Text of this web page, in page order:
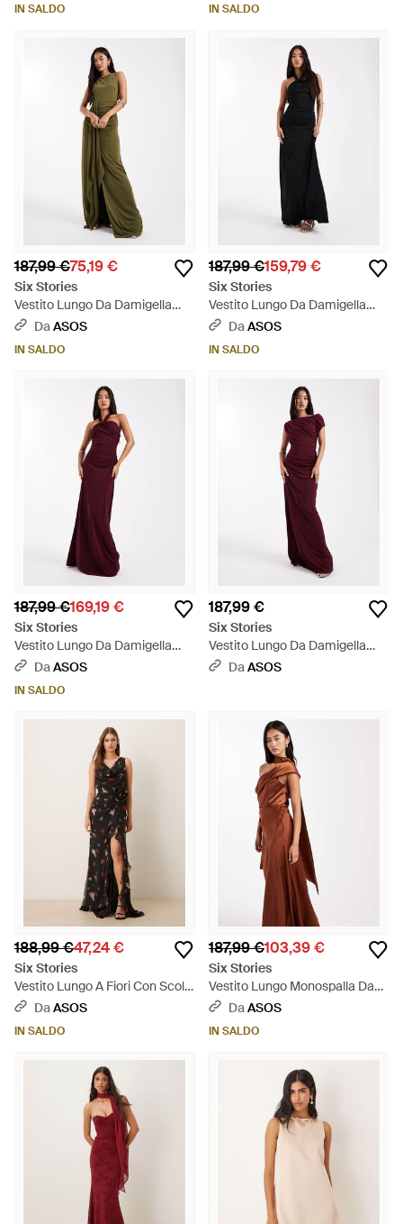
Vischio - Neutro
IN SALDO
- Nero
IN SALDO
187,99 €75,19 €
Six Stories
Vestito Lungo Da Damigella
Accollato Elasticizzato Senza
- Verde
DaASOS
IN SALDO
187,99 €159,79 €
Six Stories
Vestito Lungo Da Damigella
Elasticizzato Allacciato Al Collo
DaASOS
IN SALDO
187,99 €169,19 €
Six Stories
Vestito Lungo Da Damigella
Color Vino Elasticizzato
DaASOS
IN SALDO
187,99 €
Six Stories
Vestito Lungo Da Damigella
Elasticizzato Asimmetrico Con
DaASOS
188,99 €47,24 €
Six Stories
Vestito Lungo A Fiori Con Scollo
Ad Anello E Fiore Applicato -
DaASOS
IN SALDO
187,99 €103,39 €
Six Stories
Vestito Lungo Monospalla Da
Damigella - Marrone
DaASOS
IN SALDO